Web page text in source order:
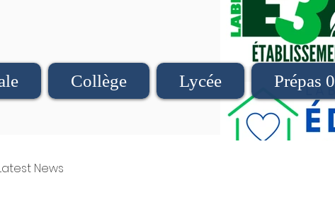
Collège Lycée Prépas 0
News